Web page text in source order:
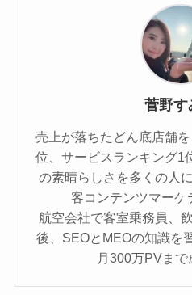
菅野す
売上が落ちたどん底店舗
位、サービスランキング1
の素晴らしさを多くの人
客コンテンツマーケ
航空会社で客室乗務員、
後、SEOとMEOの知識を
月300万PVまで